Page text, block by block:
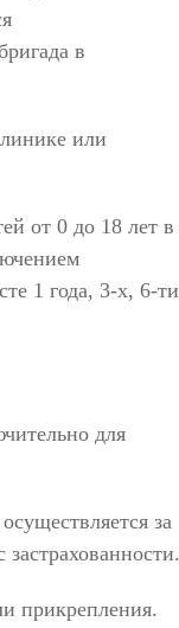
в
или
от 0 до 18 лет в
1 года, 3-х, 6-ти
для
за
прикрепления.